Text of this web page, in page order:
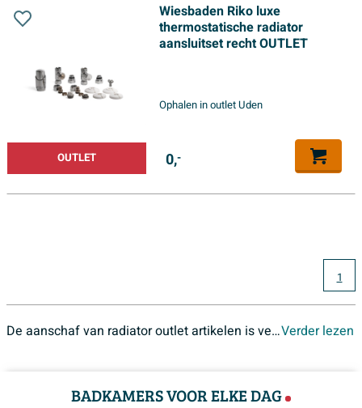
OUTLET
Wiesbaden Riko luxe
thermostatische radiator
aansluitset recht OUTLET
Ophalen in outlet Uden
0,-
1
De aanschaf van radiator outlet artikelen is verbonden met een hoop verschillende voordelen. Het is niet voor niets dat veel mensen ervoor kiezen om op deze manier een nieuw product aan te schaffen. Een designradiator outlet heeft u op deze pagina zo gevonden. Er zijn talloze opties waar u uit kunt kiezen, allemaal met de eigen specifieke eigenschappen. Het kiezen van een van de op deze pagina tentoongestelde radiator outlet artikelen gaat gepaard met de volgende voordelen:Verder lezen
BADKAMERS VOOR ELKE DAG